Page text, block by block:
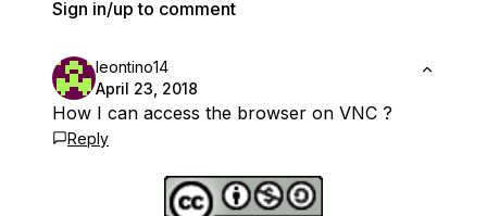
Sign in/up to comment
leontino14
April 23, 2018
How I can access the browser on VNC ?
Reply